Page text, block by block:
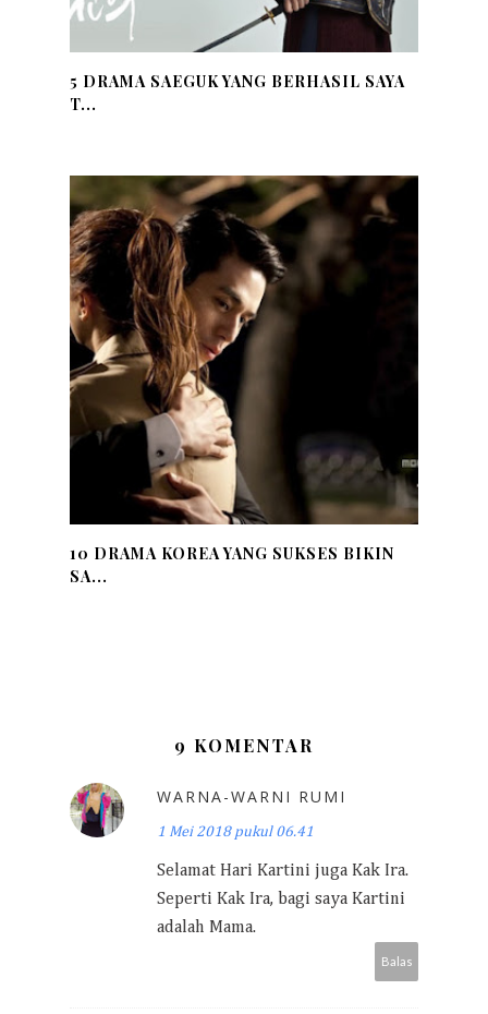
5 DRAMA SAEGUK YANG BERHASIL SAYA
T...
10 DRAMA KOREA YANG SUKSES BIKIN
SA...
9 KOMENTAR
WARNA-WARNI RUMI
1 Mei 2018 pukul 06.41
Selamat Hari Kartini juga Kak Ira.
Seperti Kak Ira, bagi saya Kartini
adalah Mama.
Balas